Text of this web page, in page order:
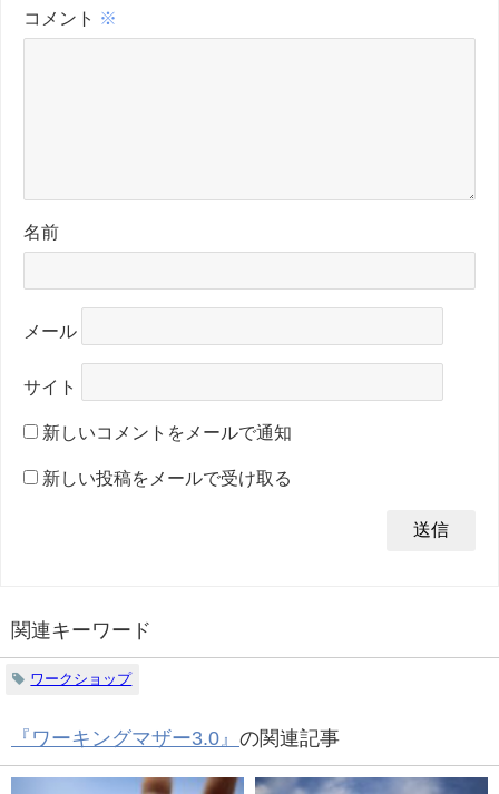
コメント ※
名前
メール
サイト
新しいコメントをメールで通知
新しい投稿をメールで受け取る
関連キーワード
ワークショップ
『ワーキングマザー3.0』 の関連記事